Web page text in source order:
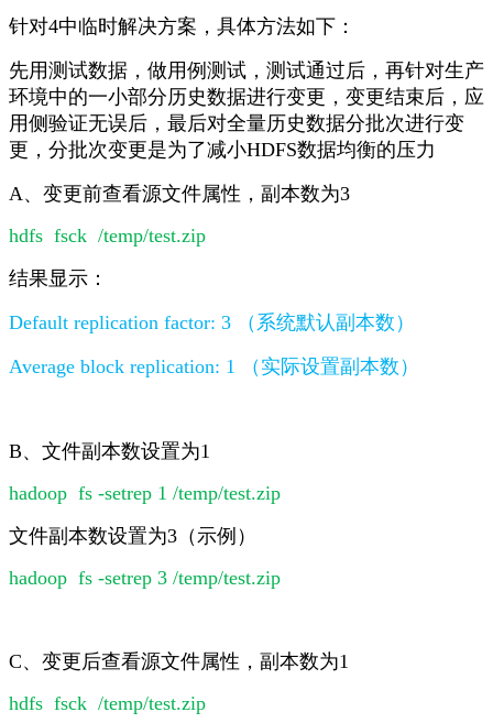
针对4中临时解决方案，具体方法如下：
先用测试数据，做用例测试，测试通过后，再针对生产
环境中的一小部分历史数据进行变更，变更结束后，应
用侧验证无误后，最后对全量历史数据分批次进行变
更，分批次变更是为了减小HDFS数据均衡的压力
A、变更前查看源文件属性，副本数为3
hdfs fsck /temp/test.zip
结果显示：
Default replication factor: 3 （系统默认副本数）
Average block replication: 1 （实际设置副本数）
B、文件副本数设置为1
hadoop fs -setrep 1 /temp/test.zip
文件副本数设置为3（示例）
hadoop fs -setrep 3 /temp/test.zip
C、变更后查看源文件属性，副本数为1
hdfs fsck /temp/test.zip